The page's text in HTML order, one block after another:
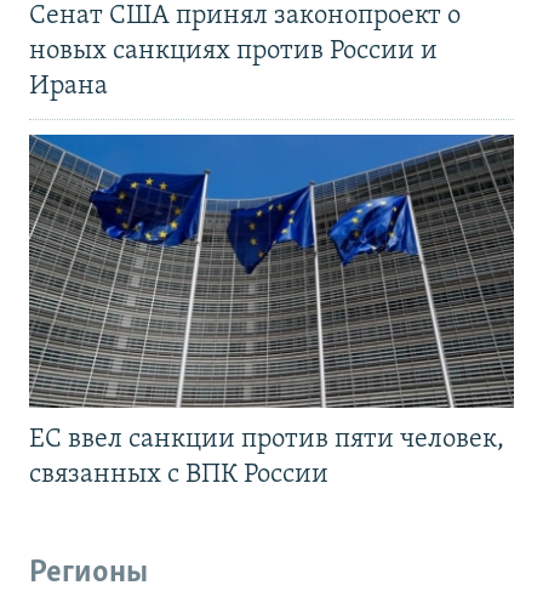
Сенат США принял законопроект о
новых санкциях против России и
Ирана
ЕС ввел санкции против пяти человек,
связанных с ВПК России
Регионы